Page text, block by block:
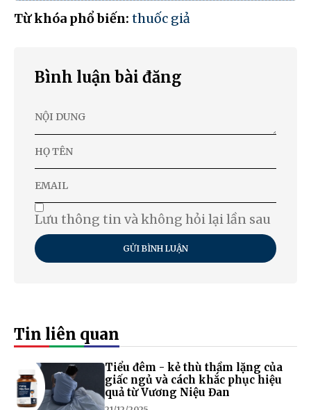
Từ khóa phổ biến: thuốc giả
Bình luận bài đăng
Lưu thông tin và không hỏi lại lần sau
GỬI BÌNH LUẬN
Tin liên quan
Tiểu đêm - kẻ thù thầm lặng của
giấc ngủ và cách khắc phục hiệu
quả từ Vương Niệu Đan